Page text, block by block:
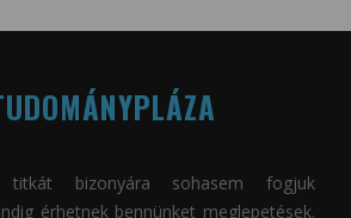
titkát bizonyára sohasem fogjuk
érhetnek bennünket meglepetések.